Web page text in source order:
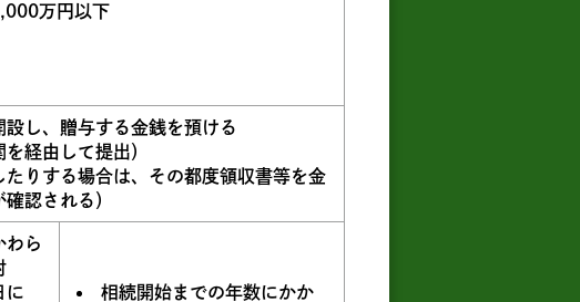
万円以下
し、贈与する金銭を預ける
経由して提出）
りする場合は、その都度領収書等を金
認される）
わら
に
相続開始までの年数にかか